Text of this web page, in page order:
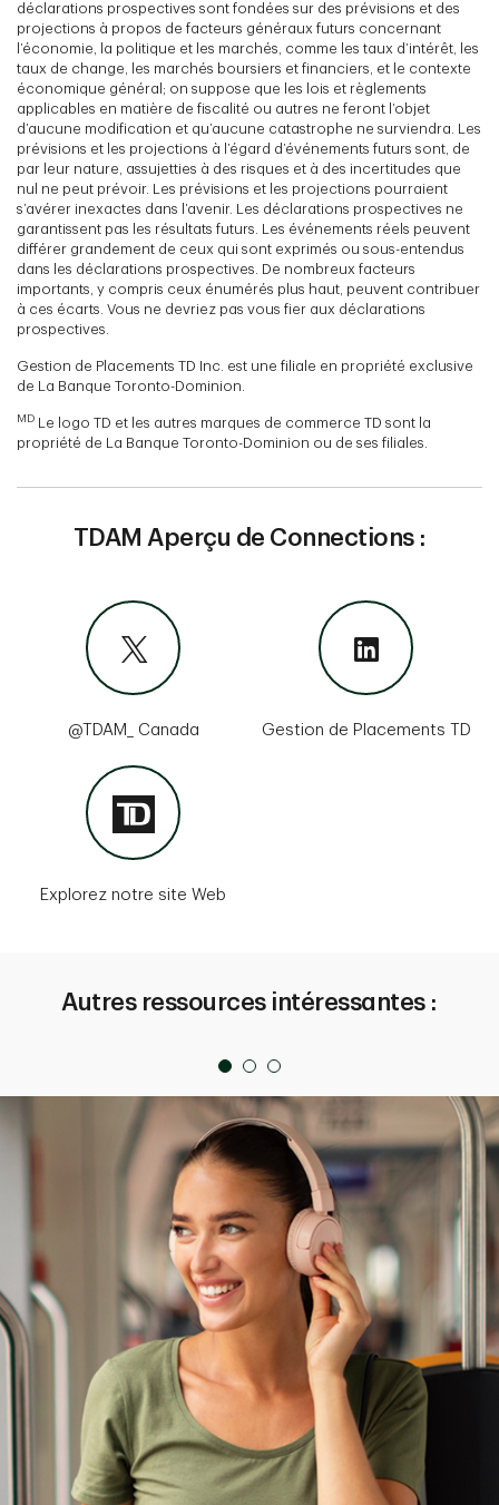
déclarations prospectives sont fondées sur des prévisions et des
projections à propos de facteurs généraux futurs concernant
l’économie, la politique et les marchés, comme les taux d’intérêt, les
taux de change, les marchés boursiers et financiers, et le contexte
économique général; on suppose que les lois et règlements
applicables en matière de fiscalité ou autres ne feront l’objet
d’aucune modification et qu’aucune catastrophe ne surviendra. Les
prévisions et les projections à l’égard d’événements futurs sont, de
par leur nature, assujetties à des risques et à des incertitudes que
nul ne peut prévoir. Les prévisions et les projections pourraient
s’avérer inexactes dans l’avenir. Les déclarations prospectives ne
garantissent pas les résultats futurs. Les événements réels peuvent
différer grandement de ceux qui sont exprimés ou sous-entendus
dans les déclarations prospectives. De nombreux facteurs
importants, y compris ceux énumérés plus haut, peuvent contribuer
à ces écarts. Vous ne devriez pas vous fier aux déclarations
prospectives.
Gestion de Placements TD Inc. est une filiale en propriété exclusive
de La Banque Toronto-Dominion.
MD
Le logo TD et les autres marques de commerce TD sont la
propriété de La Banque Toronto-Dominion ou de ses filiales.
TDAM Aperçu de Connections :
@TDAM_ Canada Gestion de Placements TD
Explorez notre site Web
Autres ressources intéressantes :